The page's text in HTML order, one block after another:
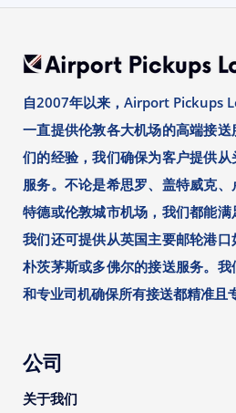
自2007年以来，Airport Pickups
一直提供伦敦各大机场的高端接送
们的经验，我们确保为客户提供从
服务。不论是希思罗、盖特威克
特德或伦敦城市机场，我们都能满
我们还可提供从英国主要邮轮港口
朴茨茅斯或多佛尔的接送服务。我
和专业司机确保所有接送都精准且
公司
关于我们